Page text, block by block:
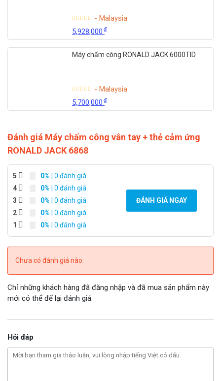
- Malaysia
5,928,000₫
Máy chấm công RONALD JACK 6000TID
- Malaysia
5,700,000₫
Đánh giá Máy chấm công vân tay + thẻ cảm ứng
RONALD JACK 6868
5 0% | 0 đánh giá
4
0% | 0 đánh giá
3
0% | 0 đánh giá
2
0% | 0 đánh giá
1
0% | 0 đánh giá
ĐÁNH GIÁ NGAY
Chưa có đánh giá nào.
Chỉ những khách hàng đã đăng nhập và đã mua sản phẩm này
mới có thể để lại đánh giá.
Hỏi đáp